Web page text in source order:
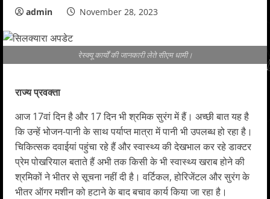
admin November 28, 2023
रेस्क्यू कार्यों की जानकारी लेते सीएम धामी।
राज्य प्रवक्ता
आज 17वां दिन है और 17 दिन भी श्रमिक सुरंग में हैं। अच्छी बात यह है
कि उन्हें भोजन-पानी के साथ पर्याप्त मात्रा में पानी भी उपलब्ध हो रहा है।
चिकित्सक दवाईयां पहुंचा रहे हैं और स्वास्थ्य की देखभाल कर रहे डाक्टर
प्रेम पोखरियाल बताते हैं अभी तक किसी के भी स्वास्थ्य खराब होने की
श्रमिकों ने भीतर से सूचना नहीं दी है। वर्टिकल, होरिजेंटल और सुरंग के
भीतर ऑगर मशीन को हटाने के बाद बचाव कार्य किया जा रहा है।